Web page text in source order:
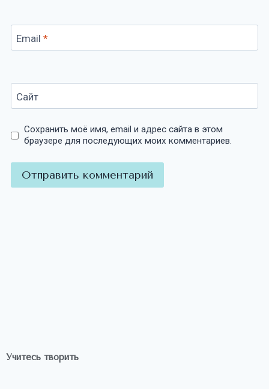
Email *
Сайт
Сохранить моё имя, email и адрес сайта в этом
браузере для последующих моих комментариев.
Учитесь творить